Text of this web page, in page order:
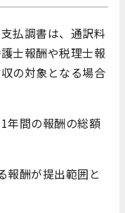
払調書は、通訳料
士報酬や税理士報
の対象となる場合
年間の報酬の総額
報酬が提出範囲と